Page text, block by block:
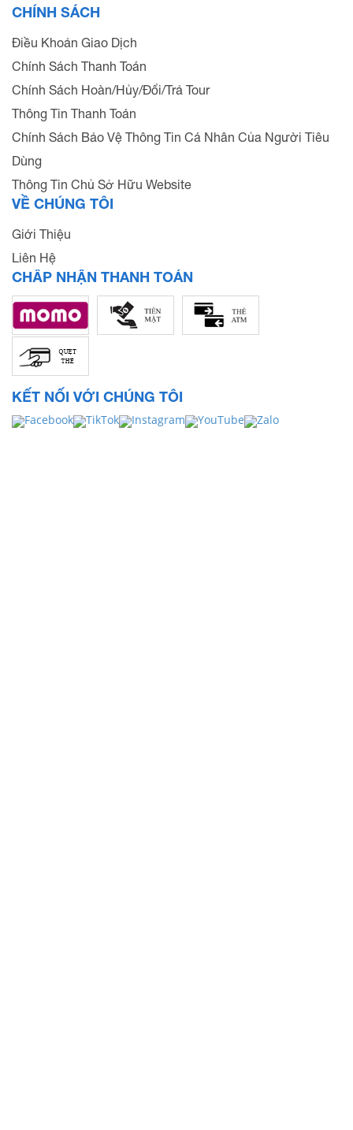
CHÍNH SÁCH
Điều Khoản Giao Dịch
Chính Sách Thanh Toán
Chính Sách Hoàn/Hủy/Đổi/Trả Tour
Thông Tin Thanh Toán
Chính Sách Bảo Vệ Thông Tin Cá Nhân Của Người Tiêu
Dùng
Thông Tin Chủ Sở Hữu Website
VỀ CHÚNG TÔI
Giới Thiệu
Liên Hệ
CHẤP NHẬN THANH TOÁN
KẾT NỐI VỚI CHÚNG TÔI